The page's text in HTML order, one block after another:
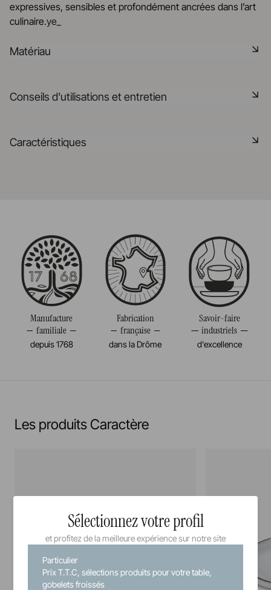
expressives, sensibles et profondément ancrées dans l’art
culinaire.ye_
Matériau
manufacture REVOL. Elle dispose des mêmes qualités
département R&D
Conseils d'utilisations et entretien
Passe au micro-onde
Résiste au congélateur et aux chocs thermiques
(-20°c)
Pas de cuisson à la flamme, ni gaz, ni électrique
Caractéristiques
Diamètre 15CM
Poids 0,057KG
Manufacture
familiale
depuis 1768
Fabrication
française
dans la Drôme
Savoir-faire
industriels
d'excellence
Les produits Caractère
Sélectionnez votre profil
et profitez de la meilleure expérience sur notre site
Particulier
Prix T.T.C, sélections produits pour votre table,
gobelets froissés